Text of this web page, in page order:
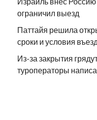
ограничил выезд
Паттайя решила
сроки и условия
Из-за закрытия
туроператоры